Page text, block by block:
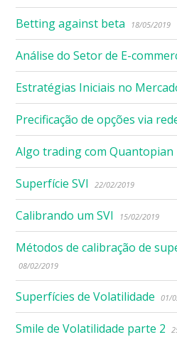
Betting against beta 18/05/2019
Análise do Setor de E-
Estratégias Iniciais no
Precificação de opções via
Algo trading com Quantopian
Superfície SVI 22/02/2019
Calibrando um SVI 15/02/2019
Métodos de calibração de
08/02/2019
Superfícies de Volatilidade 01/
Smile de Volatilidade parte 2